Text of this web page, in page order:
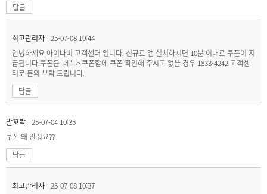
답글
최고관리자 25-07-08 10:44
안녕하세요 아이나비 고객센터 입니다. 신규로 앱 설치하시면 10분 이내로 쿠폰이 지
급됩니다.쿠폰은 메뉴> 쿠폰함에 쿠폰 확인해 주시고 없을 경우 1833-4242 고객센
터로 문의 부탁 드립니다.
답글
발꼬락 25-07-04 10:35
쿠폰 왜 안줘요??
답글
최고관리자 25-07-08 10:37